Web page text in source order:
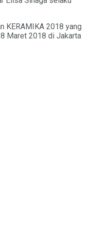
KERAMIKA 2018 yang
Maret 2018 di Jakarta